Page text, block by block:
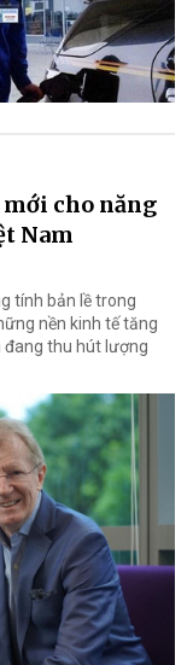
cho năng
Nam
tính bản lề trong
nền kinh tế tăng
đang thu hút lượng